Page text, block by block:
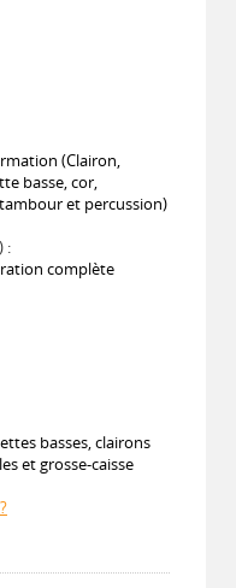
(Clairon,
basse, cor,
et percussion)
:
complète
basses, clairons
et grosse-caisse